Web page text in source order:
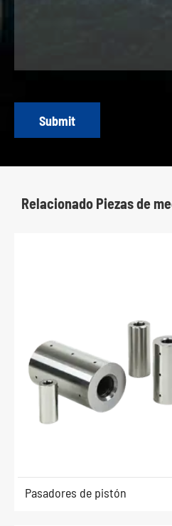
Submit
Relacionado Piezas de
Pasadores de pistón